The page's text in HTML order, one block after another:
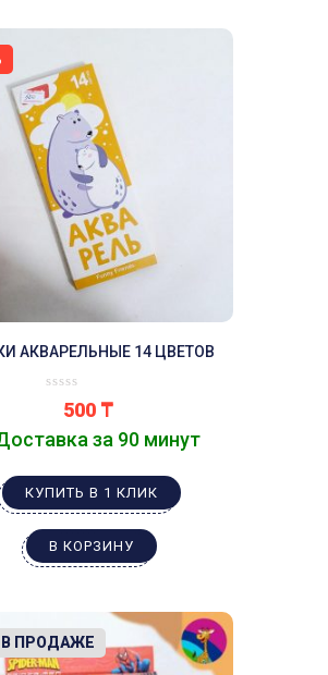
АКВАРЕЛЬНЫЕ 14 ЦВЕТОВ
500 ₸
за 90 минут
КУПИТЬ В 1 КЛИК
В КОРЗИНУ
В ПРОДАЖЕ